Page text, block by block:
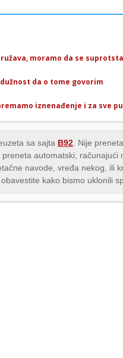
moramo da se
da o tome govorim
iznenađenje i za sve
sa sajta B92 . Nije
automatski, računajući
navode, vređa nekog, ili
obavestite kako bismo uklonili